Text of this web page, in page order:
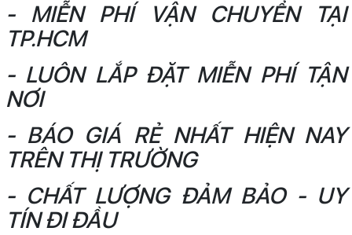
- MIỄN PHÍ VẬN CHUYỂN TẠI
TP.HCM
- LUÔN LẮP ĐẶT MIỄN PHÍ TẬN
NƠI
- BÁO GIÁ RẺ NHẤT HIỆN NAY
TRÊN THỊ TRƯỜNG
- CHẤT LƯỢNG ĐẢM BẢO - UY
TÍN ĐI ĐẦU